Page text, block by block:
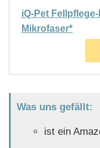
iQ-Pet
Mikrofaser*
Was uns gefällt:
ist ein